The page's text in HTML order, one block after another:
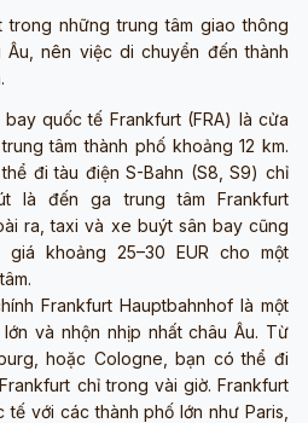
trong những trung tâm giao thông
nên việc di chuyển đến thành
bay quốc tế Frankfurt (FRA) là cửa
tâm thành phố khoảng 12 km.
đi tàu điện S-Bahn (S8, S9) chỉ
là đến ga trung tâm Frankfurt
ra, taxi và xe buýt sân bay cũng
khoảng 25–30 EUR cho một
Frankfurt Hauptbahnhof là một
và nhộn nhịp nhất châu Âu. Từ
hoặc Cologne, bạn có thể đi
chỉ trong vài giờ. Frankfurt
với các thành phố lớn như Paris,